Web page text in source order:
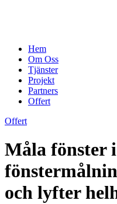
Hem
Om Oss
Tjänster
Projekt
Partners
Offert
Offert
Måla fönster
och lyfter